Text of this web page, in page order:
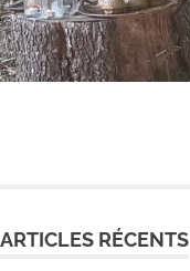
ARTICLES RÉCENTS